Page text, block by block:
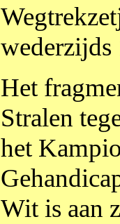
wederzijds
Het
Stralen
het
Wit is aan